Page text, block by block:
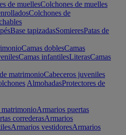
de muellesColchones de muelles
Colchones de
Base tapizadasSomieresPatas de
Camas doblesCamas
Camas infantilesLiterasCamas
matrimonioCabeceros juveniles
AlmohadasProtectores de
Armarios puertas
correderasArmarios
Armarios vestidoresArmarios